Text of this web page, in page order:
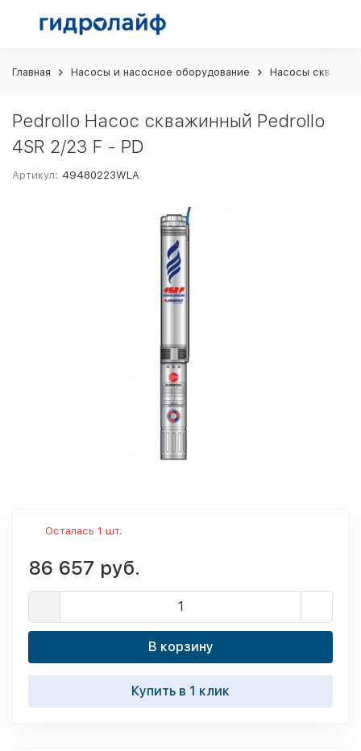
Главная Насосы и насосное оборудование Насосы
Pedrollo Насос скважинный Pedrollo
4SR 2/23 F - PD
Артикул: 49480223WLA
Осталась 1 шт.
86 657 руб.
В корзину
Купить в 1 клик